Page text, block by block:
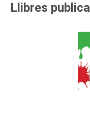
Llibres